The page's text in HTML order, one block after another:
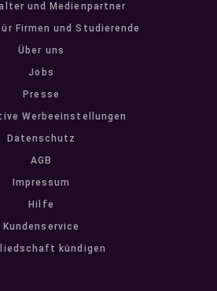
und Medienpartner
Firmen und Studierende
Über uns
Jobs
Presse
Werbeeinstellungen
Datenschutz
AGB
Impressum
Hilfe
Kundenservice
kündigen